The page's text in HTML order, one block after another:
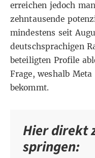
erreichen jedoch
zehntausende
mindestens seit
deutschsprachigen
beteiligten Profile
Frage, weshalb
bekommt.
Hier direkt
springen: